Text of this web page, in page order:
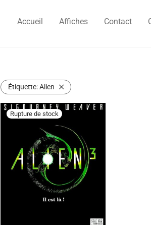
Accueil Affiches Contact
Étiquette:Alien